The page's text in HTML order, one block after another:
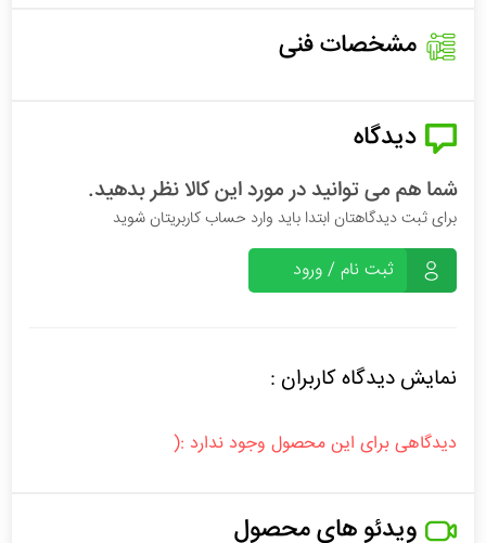
مشخصات فنی
دیدگاه
شما هم می توانید در مورد این کالا نظر بدهید.
برای ثبت دیدگاهتان ابتدا باید وارد حساب کاربریتان شوید
ثبت نام / ورود
نمایش دیدگاه کاربران :
دیدگاهی برای این محصول وجود ندارد :(
ویدئو های محصول